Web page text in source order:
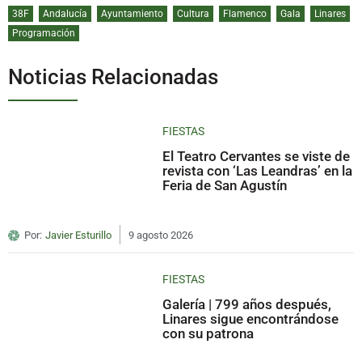
38F Andalucía Ayuntamiento Cultura Flamenco Gala
Linares
Programación
Noticias Relacionadas
FIESTAS
El Teatro Cervantes se viste de
revista con ‘Las Leandras’ en la
Feria de San Agustín
Por: Javier Esturillo 9 agosto 2026
FIESTAS
Galería | 799 años después,
Linares sigue encontrándose
con su patrona